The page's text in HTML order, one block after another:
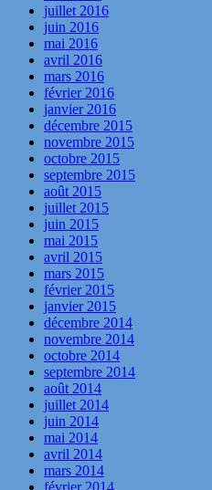
juillet 2016
juin 2016
mai 2016
avril 2016
mars 2016
février 2016
janvier 2016
décembre 2015
novembre 2015
octobre 2015
septembre 2015
août 2015
juillet 2015
juin 2015
mai 2015
avril 2015
mars 2015
février 2015
janvier 2015
décembre 2014
novembre 2014
octobre 2014
septembre 2014
août 2014
juillet 2014
juin 2014
mai 2014
avril 2014
mars 2014
février 2014